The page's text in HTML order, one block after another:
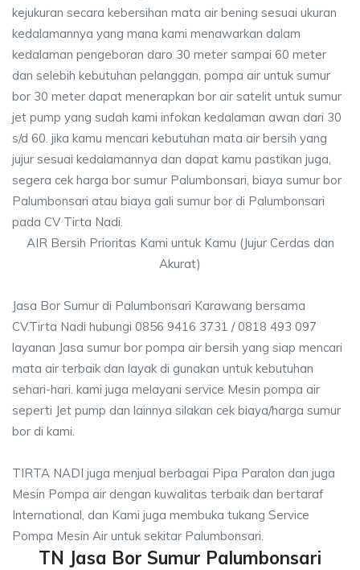
kejukuran secara kebersihan mata air bening sesuai ukuran
kedalamannya yang mana kami menawarkan dalam
kedalaman pengeboran daro 30 meter sampai 60 meter
dan selebih kebutuhan pelanggan, pompa air untuk sumur
bor 30 meter dapat menerapkan bor air satelit untuk sumur
jet pump yang sudah kami infokan kedalaman awan dari 30
s/d 60. jika kamu mencari kebutuhan mata air bersih yang
jujur sesuai kedalamannya dan dapat kamu pastikan juga,
segera cek harga bor sumur Palumbonsari, biaya sumur bor
Palumbonsari atau biaya gali sumur bor di Palumbonsari
pada CV Tirta Nadi.
AIR Bersih Prioritas Kami untuk Kamu (Jujur Cerdas dan
Akurat)
Jasa Bor Sumur di Palumbonsari Karawang bersama
CV.Tirta Nadi hubungi 0856 9416 3731 / 0818 493 097
layanan Jasa sumur bor pompa air bersih yang siap mencari
mata air terbaik dan layak di gunakan untuk kebutuhan
sehari-hari. kami juga melayani service Mesin pompa air
seperti Jet pump dan lainnya silakan cek biaya/harga sumur
bor di kami.
TIRTA NADI juga menjual berbagai Pipa Paralon dan juga
Mesin Pompa air dengan kuwalitas terbaik dan bertaraf
International, dan Kami juga membuka tukang Service
Pompa Mesin Air untuk sekitar Palumbonsari.
TN Jasa Bor Sumur Palumbonsari